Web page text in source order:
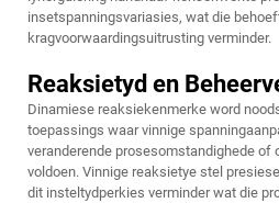
insetspanningsvariasies, wat die
kragvoorwaardingsuitrusting verminder.
Reaksietyd en
Dinamiese reaksiekenmerke word
toepassings waar vinnige
veranderende prosesomstandighede of
voldoen. Vinnige reaksietye stel
dit insteltydperkies verminder wat die